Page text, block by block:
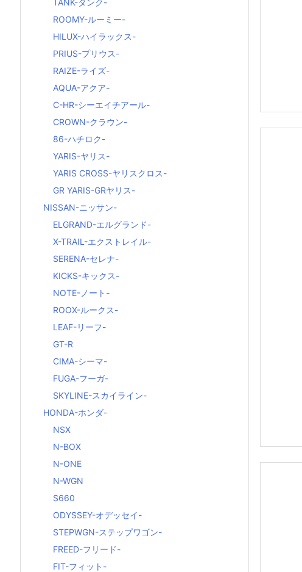
TANK-タンク-
ROOMY-ルーミー-
HILUX-ハイラックス-
PRIUS-プリウス-
RAIZE-ライズ-
AQUA-アクア-
C-HR-シーエイチアール-
CROWN-クラウン-
86-ハチロク-
YARIS-ヤリス-
YARIS CROSS-ヤリスクロス-
GR YARIS-GRヤリス-
NISSAN-ニッサン-
ELGRAND-エルグランド-
X-TRAIL-エクストレイル-
SERENA-セレナ-
KICKS-キックス-
NOTE-ノート-
ROOX-ルークス-
LEAF-リーフ-
GT-R
CIMA-シーマ-
FUGA-フーガ-
SKYLINE-スカイライン-
HONDA-ホンダ-
NSX
N-BOX
N-ONE
N-WGN
S660
ODYSSEY-オデッセイ-
STEPWGN-ステップワゴン-
FREED-フリード-
FIT-フィット-